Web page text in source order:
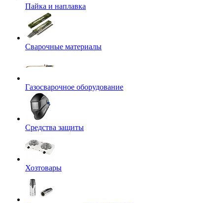
Пайка и наплавка
Сварочные материалы
Газосварочное оборудование
Средства защиты
Хозтовары